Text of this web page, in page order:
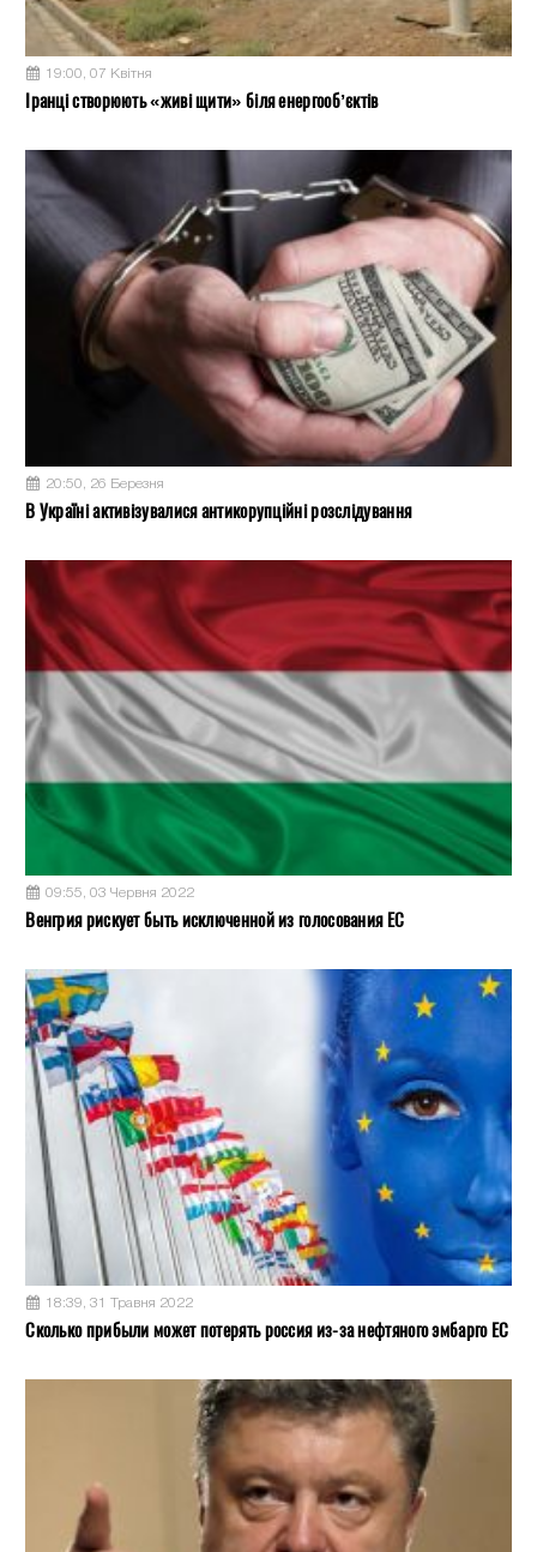
19:00, 07 Квітня
Іранці створюють «живі щити» біля енергооб’єктів
20:50, 26 Березня
В Україні активізувалися антикорупційні розслідування
09:55, 03 Червня 2022
Венгрия рискует быть исключенной из голосования ЕС
18:39, 31 Травня 2022
Сколько прибыли может потерять россия из-за нефтяного эмбарго ЕС